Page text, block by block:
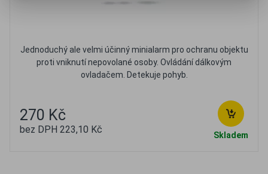
Jednoduchý ale velmi účinný minialarm pro ochranu objektu
proti vniknutí nepovolané osoby. Ovládání dálkovým
ovladačem. Detekuje pohyb.
270 Kč
bez DPH 223,10 Kč Skladem